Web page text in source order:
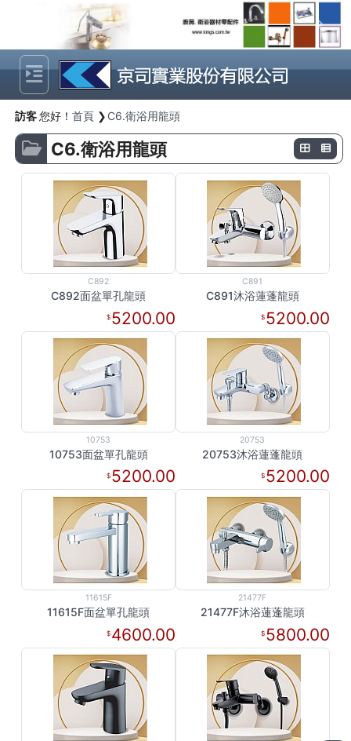
Previous Next
訪客您好！ 首頁 C6.衛浴用龍頭
C6.衛浴用龍頭
C892
C892面盆單孔龍頭
5200.00
C891
C891沐浴蓮蓬龍頭
5200.00
10753
10753面盆單孔龍頭
5200.00
20753
20753沐浴蓮蓬龍頭
5200.00
11615F
11615F面盆單孔龍頭
4600.00
21477F
21477F沐浴蓮蓬龍頭
5800.00